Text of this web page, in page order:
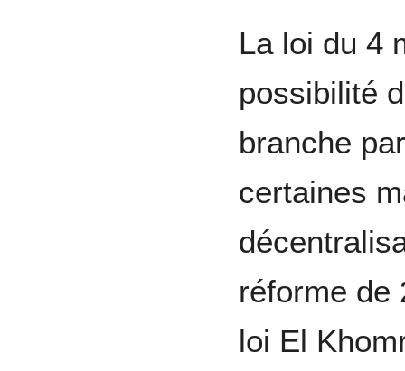
La loi du 4
possibilité
branche
certaines
réforme de
loi El